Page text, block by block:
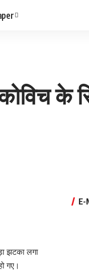
के
झटका लगा
गए।
E-